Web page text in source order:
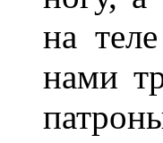
на
нами